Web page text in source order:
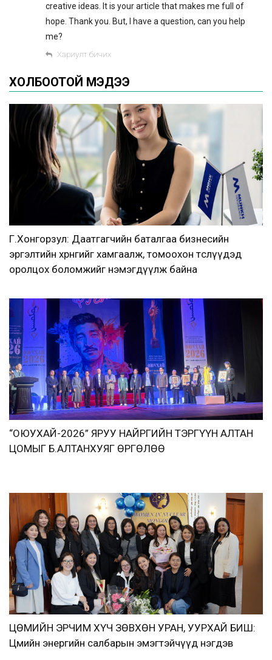
creative ideas. It is your article that makes me full of
hope. Thank you. But, I have a question, can you help
me?
Хариулт бичих
ХОЛБООТОЙ МЭДЭЭ
Г.Хонгорзул: Даатгагчийн баталгаа бизнесийн
эргэлтийн хөрөнгийг хамгаалж, томоохон төслүүдэд
оролцох боломжийг нэмэгдүүлж байна
“ОЮУХАЙ-2026” ЯРУУ НАЙРГИЙН ТЭРГҮҮН АЛТАН
ЦОМЫГ Б.АЛТАНХУЯГ ӨРГӨЛӨӨ
ЦӨМИЙН ЭРЧИМ ХҮЧ ЗӨВХӨН УРАН, УУРХАЙ БИШ:
Цөмийн энергийн салбарын эмэгтэйчүүд нэгдэв